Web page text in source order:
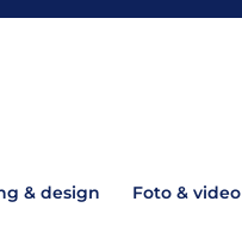
& design Foto & video